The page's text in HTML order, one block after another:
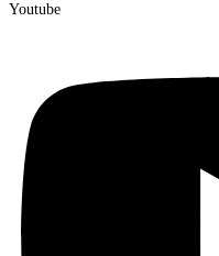
Youtube